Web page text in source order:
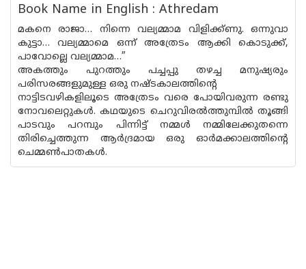
Book Name in English : Athredam
മകനെ രാജാ… നിന്നെ വല്യമ്മാമ വിളിക്ക്ണു. ഒന്നുവാ
കുട്ടാ… വല്യമ്മാമെ ഒന്ന് അത്രേടം ആക്കി കൊടുക്ക്,
പാവോല്ലെ വല്യമ്മാമ…”
അകത്തും പുറത്തും പച്ചപ്പു തഴച്ച മനുഷ്യരും
പരിസരങ്ങളുമുള്ള ഒരു നഷ്ടകാലത്തിന്റെ
നാട്ടിടവഴികളിലൂടെ അത്രേടം വരെ പോയിവരുന്ന രണ്ടു
നോവലെറ്റുകൾ. കഥയുടെ ചെറുവിരൽത്തുമ്പിൽ തൂങ്ങി
പാടവും പറമ്പും പിന്നിട്ട് നമ്മൾ നമ്മിലേക്കുതന്നെ
തിരിച്ചെത്തുന്ന ആർദ്രമായ ഒരു ഓർമക്കാലത്തിന്റെ
ചെമ്മൺപാതകൾ.